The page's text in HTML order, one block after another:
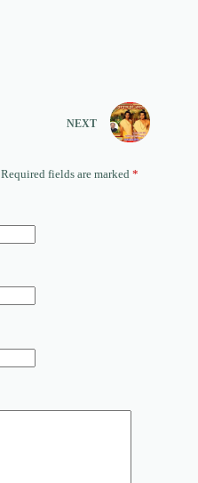
NEXT
Required fields are marked *